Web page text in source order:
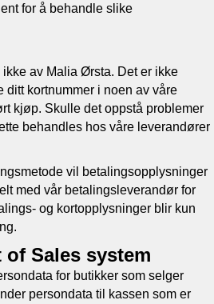
for å behandle slike
ikke av Malia Ørsta. Det er ikke
ditt kortnummer i noen av våre
kjøp. Skulle det oppstå problemer
behandles hos våre leverandører
vil betalingsopplysninger
med vår betalingsleverandør for
og kortopplysninger blir kun
of Sales system
for butikker som selger
persondata til kassen som er